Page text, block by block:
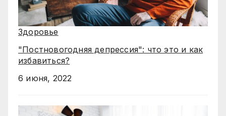
Здоровье
"Постновогодняя депрессия": что это и как
избавиться?
6 июня, 2022